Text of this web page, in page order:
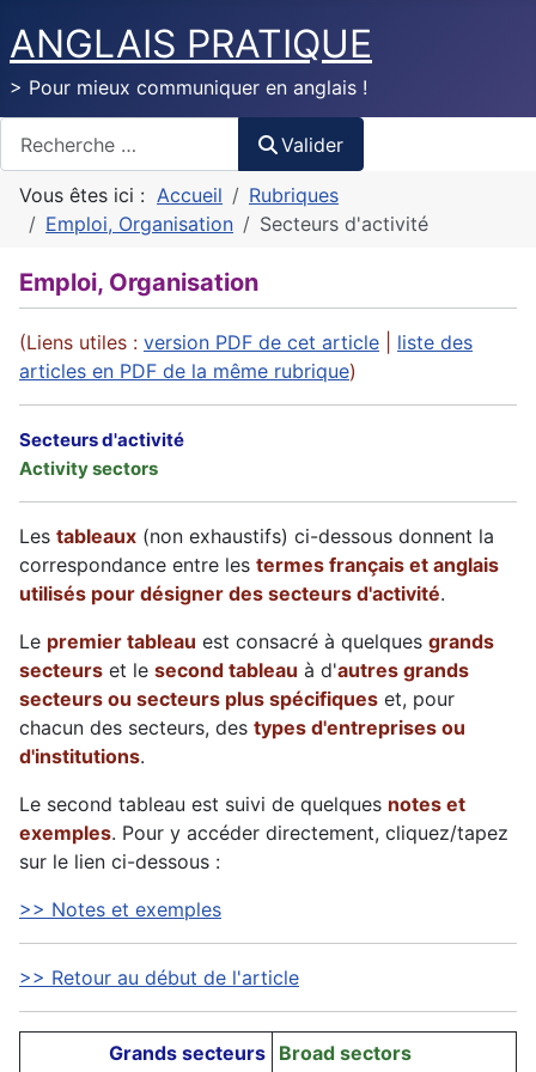
ANGLAIS PRATIQUE
> Pour mieux communiquer en anglais !
Valider
Vous êtes ici : Accueil
Rubriques
Emploi, Organisation
Secteurs d'activité
Emploi, Organisation
(Liens utiles : version PDF de cet article
liste des
articles en PDF de la même rubrique)
Secteurs d'activité
Activity sectors
Les tableaux (non exhaustifs) ci-dessous donnent la
correspondance entre les termes français et anglais
utilisés pour désigner des secteurs d'activité.
Le premier tableau est consacré à quelques grands
secteurs et le second tableau à d'autres grands
secteurs ou secteurs plus spécifiques et, pour
chacun des secteurs, des types d'entreprises ou
d'institutions.
Le second tableau est suivi de quelques notes et
exemples. Pour y accéder directement, cliquez/tapez
sur le lien ci-dessous :
>> Notes et exemples
>> Retour au début de l'article
Grands secteurs Broad sectors